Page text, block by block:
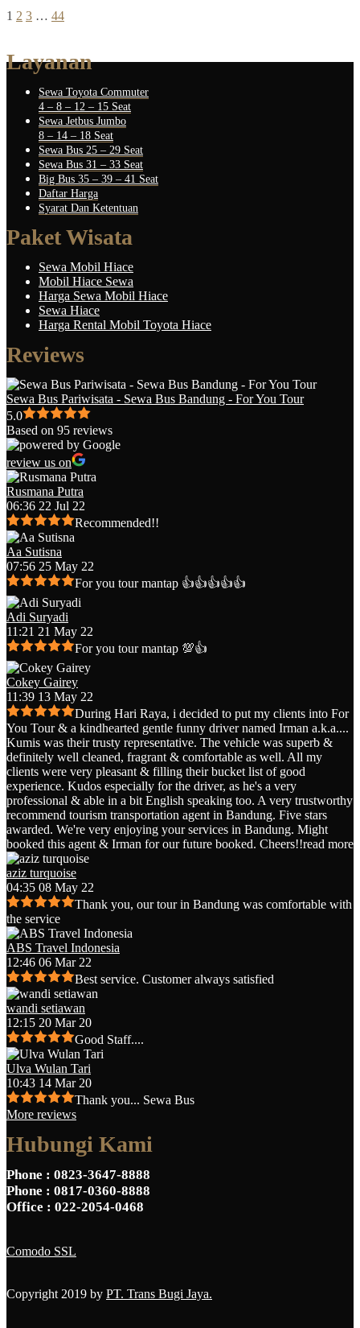
1 2 3 … 44
Layanan
Sewa Toyota Commuter
4 – 8 – 12 – 15 Seat
Sewa Jetbus Jumbo
8 – 14 – 18 Seat
Sewa Bus 25 – 29 Seat
Sewa Bus 31 – 33 Seat
Big Bus 35 – 39 – 41 Seat
Daftar Harga
Syarat Dan Ketentuan
Paket Wisata
Sewa Mobil Hiace
Mobil Hiace Sewa
Harga Sewa Mobil Hiace
Sewa Hiace
Harga Rental Mobil Toyota Hiace
Reviews
Sewa Bus Pariwisata - Sewa Bus Bandung - For You Tour
5.0
Based on 95 reviews
review us on
Rusmana Putra
06:36 22 Jul 22
Recommended!!
Aa Sutisna
07:56 25 May 22
For you tour mantap 👍👍👍👍👍
Adi Suryadi
11:21 21 May 22
For you tour mantap 💯👍
Cokey Gairey
11:39 13 May 22
During Hari Raya, i decided to put my clients into For
You Tour & a kindhearted gentle funny driver named Irman a.k.a....
Kumis was their trusty representative. The vehicle was superb &
definitely well cleaned, fragrant & comfortable as well. All my
clients were very pleasant & filling their bucket list of good
experience. Kudos especially for the driver, as he's a very
professional & able in a bit English speaking too. A very trustworthy
recommend tourism transportation agent in Bandung. Five stars
awarded. We're very enjoying your services in Bandung. Might
booked this agent & Irman for our future booked. Cheers!!read more
aziz turquoise
04:35 08 May 22
Thank you, our tour in Bandung was comfortable with
the service
ABS Travel Indonesia
12:46 06 Mar 22
Best service. Customer always satisfied
wandi setiawan
12:15 20 Mar 20
Good Staff....
Ulva Wulan Tari
10:43 14 Mar 20
Thank you... Sewa Bus
More reviews
Hubungi Kami
Phone : 0823-3647-8888
Phone : 0817-0360-8888
Office : 022-2054-0468
Comodo SSL
Copyright 2019 by PT. Trans Bugi Jaya.